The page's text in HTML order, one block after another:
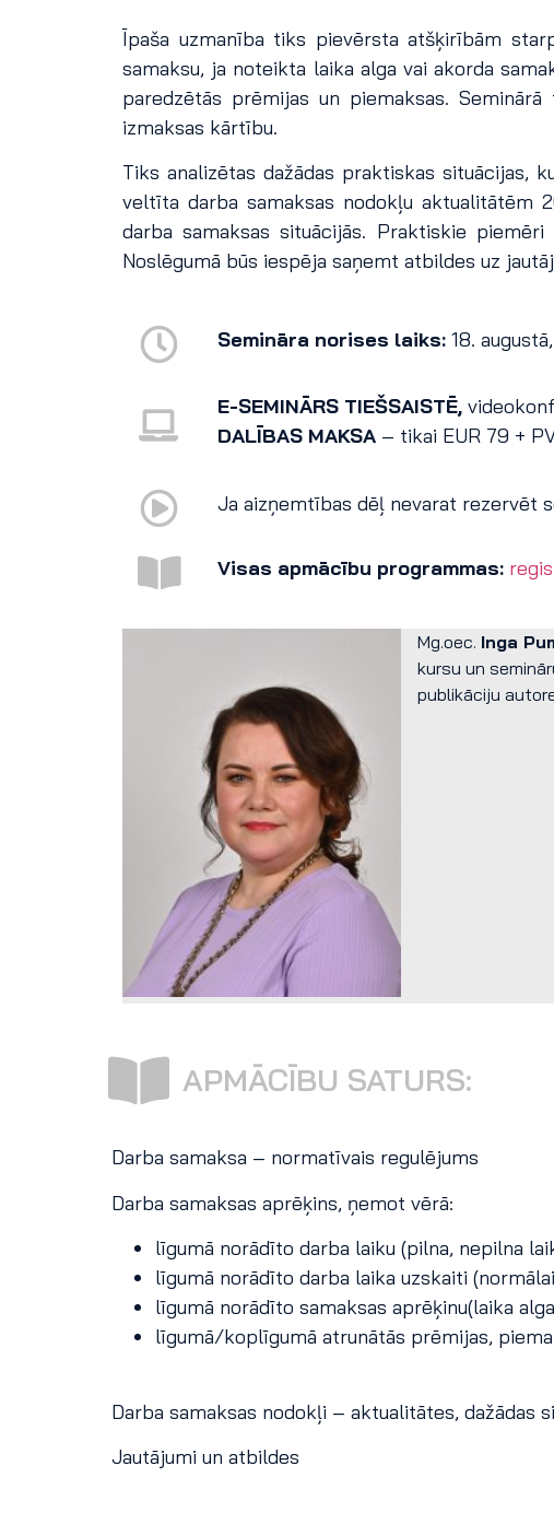
Īpaša uzmanība tiks pievērsta atšķirībām
samaksu, ja noteikta laika alga vai akorda
paredzētās prēmijas un piemaksas.
izmaksas kārtību.
Tiks analizētas dažādas praktiskas situācijas,
veltīta darba samaksas nodokļu aktualitātēm
darba samaksas situācijās. Praktiskie
Noslēgumā būs iespēja saņemt atbildes uz
Semināra norises laiks:18.
E-SEMINĀRS TIEŠSAISTĒ,
DALĪBAS MAKSA– tikai EUR 79 +
Ja aizņemtības dēļ nevarat rezervēt
Visas apmācību programmas:
Mg.oec. Inga
kursu un
publikāciju
APMĀCĪBU SATURS:
Darba samaksa – normatīvais regulējums
Darba samaksas aprēķins, ņemot vērā:
līgumā norādīto darba laiku (pilna, nepilna
līgumā norādīto darba laika uzskaiti
līgumā norādīto samaksas aprēķinu(laika
līgumā/koplīgumā atrunātās prēmijas,
Darba samaksas nodokļi – aktualitātes, dažādas
Jautājumi un atbildes